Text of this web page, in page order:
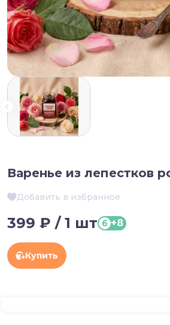
Варенье из лепестков
Добавить в избранное
399 ₽ / 1 шт б +8
Купить